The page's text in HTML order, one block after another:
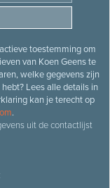
toestemming om
van Koen Geens te
welke gegevens zijn
Lees alle details in
kan je terecht op
.
uit de contactlijst